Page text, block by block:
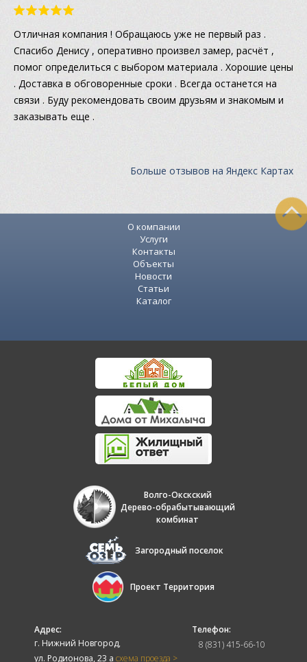
Отличная компания ! Обращаюсь уже не первый раз .
Спасибо Денису , оперативно произвел замер, расчёт ,
помог определиться с выбором материала . Хорошие цены
. Доставка в обговоренные сроки . Всегда останется на
связи . Буду рекомендовать своим друзьям и знакомым и
заказывать еще .
Больше отзывов на Яндекс Картах
О компании
Услуги
Контакты
Объекты
Новости
Статьи
Каталог
Волго-Окскский
Дерево-обрабытывающий
комбинат
Загородный поселок
Проект Территория
Адрес:
г. Нижний Новгород,
ул. Родионова, 23 а схема проезда >
Телефон:
8 (831) 415-66-10